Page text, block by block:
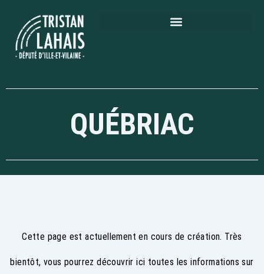
QUÉBRIAC
Cette page est actuellement en cours de création. Très
bientôt, vous pourrez découvrir ici toutes les informations sur